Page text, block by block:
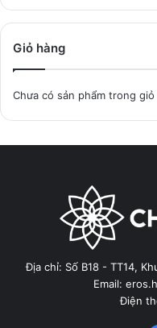
Giỏ hàng
Chưa có sản phẩm trong giỏ
Địa chỉ: Số B18 - TT14,
Email:
Điện